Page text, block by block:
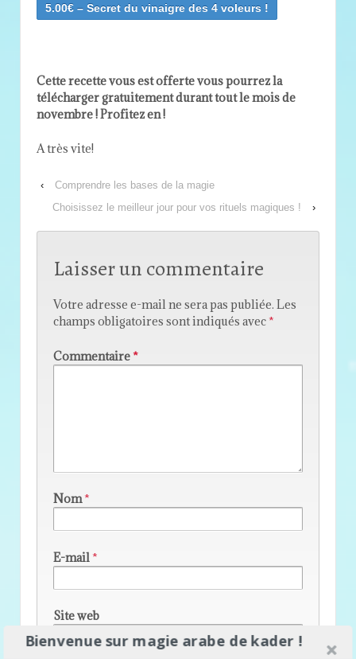
5.00€ – Secret du vinaigre des 4 voleurs !
Cette recette vous est offerte vous pourrez la
télécharger gratuitement durant tout le mois de
novembre ! Profitez en !
A très vite!
‹
Comprendre les bases de la magie
Choisissez le meilleur jour pour vos rituels magiques !
›
Laisser un commentaire
Votre adresse e-mail ne sera pas publiée. Les
champs obligatoires sont indiqués avec *
Commentaire*
Nom*
E-mail*
Site web
Bienvenue sur magie arabe de kader !